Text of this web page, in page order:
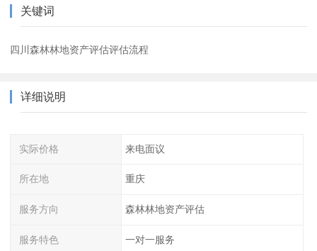
关键词
四川森林林地资产评估评估流程
详细说明
实际价格 来电面议
所在地 重庆
服务方向 森林林地资产评估
服务特色 一对一服务